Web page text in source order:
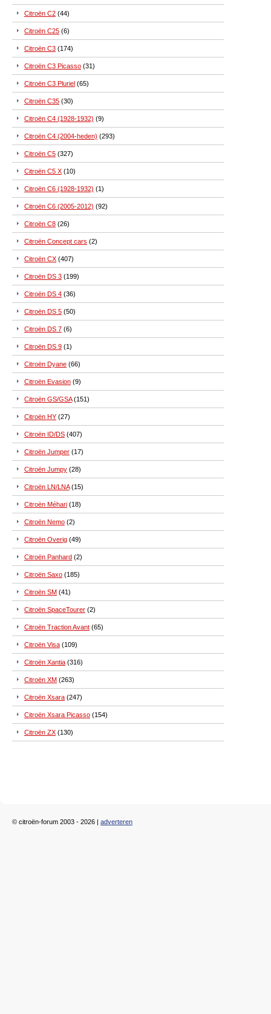
Citroën C2 (44)
Citroën C25 (6)
Citroën C3 (174)
Citroën C3 Picasso (31)
Citroën C3 Pluriel (65)
Citroën C35 (30)
Citroën C4 (1928-1932) (9)
Citroën C4 (2004-heden) (293)
Citroën C5 (327)
Citroën C5 X (10)
Citroën C6 (1928-1932) (1)
Citroën C6 (2005-2012) (92)
Citroën C8 (26)
Citroën Concept cars (2)
Citroën CX (407)
Citroën DS 3 (199)
Citroën DS 4 (36)
Citroën DS 5 (50)
Citroën DS 7 (6)
Citroën DS 9 (1)
Citroën Dyane (66)
Citroën Evasion (9)
Citroën GS/GSA(151)
Citroën HY (27)
Citroën ID/DS (407)
Citroën Jumper (17)
Citroën Jumpy (28)
Citroën LN/LNA(15)
Citroën Méhari (18)
Citroën Nemo (2)
Citroën Overig (49)
Citroën Panhard (2)
Citroën Saxo (185)
Citroën SM (41)
Citroën SpaceTourer (2)
Citroën Traction Avant (65)
Citroën Visa (109)
Citroën Xantia (316)
Citroën XM (263)
Citroën Xsara (247)
Citroën Xsara Picasso (154)
Citroën ZX (130)
© citroën-forum 2003 - 2026 | adverteren